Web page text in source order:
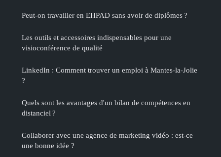
Peut-on travailler en EHPAD sans avoir de diplômes ?
Les outils et accessoires indispensables pour une
visioconférence de qualité
LinkedIn : Comment trouver un emploi à Mantes-la-Jolie
?
Quels sont les avantages d'un bilan de compétences en
distanciel ?
Collaborer avec une agence de marketing vidéo : est-ce
une bonne idée ?